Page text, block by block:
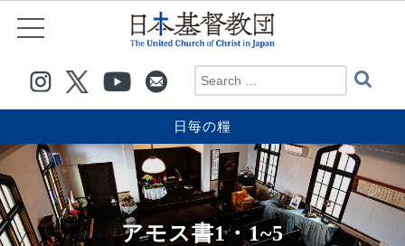
日毎の糧
アモス書1・1~5